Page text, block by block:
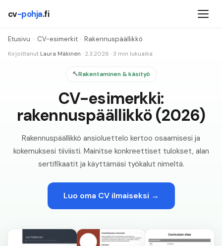
cv-pohja.fi
Etusivu › CV-esimerkit › Rakennuspäällikkö
Kirjoittanut Laura Mäkinen · 2.3.2026 · 3 min lukuaika
🔨Rakentaminen & käsityö
CV-esimerkki:
rakennuspäällikkö (2026)
Rakennuspäällikkö ansioluettelo kertoo osaamisesi ja
kokemuksesi tiiviisti. Mainitse konkreettiset tulokset, alan
sertifikaatit ja käyttämäsi työkalut nimeltä.
Luo oma CV ilmaiseksi →